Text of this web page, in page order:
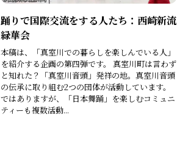
踊りで国際交流をする人たち：西崎新流
緑華会
本稿は、「真室川での暮らしを楽しんでいる人」
を紹介する企画の第四弾です。 真室川町は言わず
と知れた？「真室川音頭」発祥の地。真室川音頭
の伝承に取り組む2つの団体が活動しています。
ではありますが、「日本舞踊」を楽しむコミュニ
ティーも複数活動...